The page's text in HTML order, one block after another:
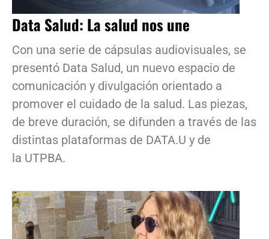
Data Salud: La salud nos une
Con una serie de cápsulas audiovisuales, se
presentó Data Salud, un nuevo espacio de
comunicación y divulgación orientado a
promover el cuidado de la salud. Las piezas,
de breve duración, se difunden a través de las
distintas plataformas de DATA.U y de
la UTPBA.